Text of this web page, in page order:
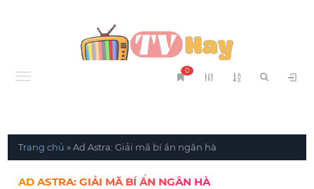
Menu
0
Trang chủ »Ad Astra: Giải mã bí ẩn ngân hà
AD ASTRA: GIẢI MÃ BÍ ẨN NGÂN HÀ